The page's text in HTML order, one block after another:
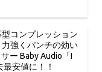
型コンプレッション
強くパンチの効い
ー Baby Audio「I
安値に！！